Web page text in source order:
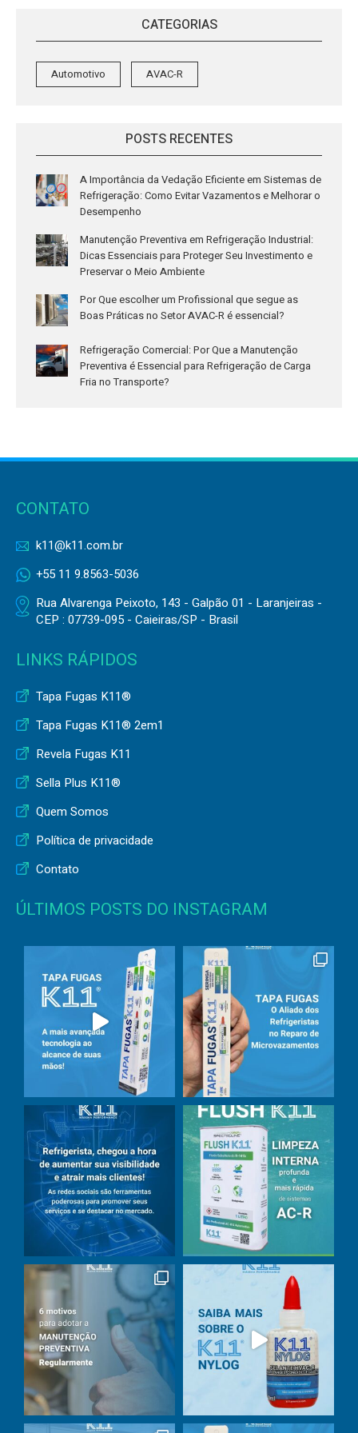
CATEGORIAS
Automotivo AVAC-R
POSTS RECENTES
A Importância da Vedação Eficiente em Sistemas de
Refrigeração: Como Evitar Vazamentos e Melhorar o
Desempenho
Manutenção Preventiva em Refrigeração Industrial:
Dicas Essenciais para Proteger Seu Investimento e
Preservar o Meio Ambiente
Por Que escolher um Profissional que segue as
Boas Práticas no Setor AVAC-R é essencial?
Refrigeração Comercial: Por Que a Manutenção
Preventiva é Essencial para Refrigeração de Carga
Fria no Transporte?
CONTATO
k11@k11.com.br
+55 11 9.8563-5036
Rua Alvarenga Peixoto, 143 - Galpão 01 - Laranjeiras -
CEP : 07739-095 - Caieiras/SP - Brasil
LINKS RÁPIDOS
Tapa Fugas K11®
Tapa Fugas K11® 2em1
Revela Fugas K11
Sella Plus K11®
Quem Somos
Política de privacidade
Contato
ÚLTIMOS POSTS DO INSTAGRAM